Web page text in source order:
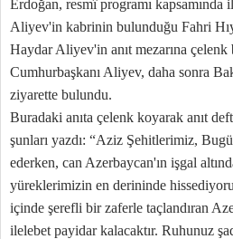
Erdoğan, resmî programı
Aliyev'in kabrinin bulunduğu Fahri
Haydar Aliyev'in anıt mezarına
Cumhurbaşkanı Aliyev, daha sonra
ziyarette bulundu.
Buradaki anıta çelenk koyarak anıt
şunları yazdı: “Aziz Şehitlerimiz,
ederken, can Azerbaycan'ın işgal
yüreklerimizin en derininde
içinde şerefli bir zaferle taçlandıran
ilelebet payidar kalacaktır. Ruhunuz